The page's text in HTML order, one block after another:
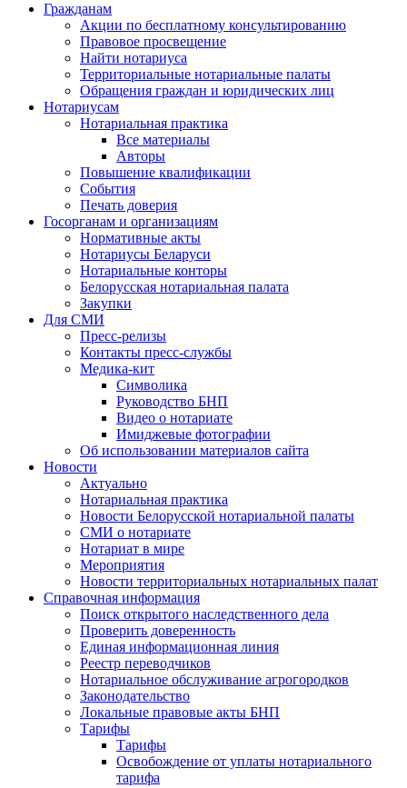
Гражданам
Акции по бесплатному консультированию
Правовое просвещение
Найти нотариуса
Территориальные нотариальные палаты
Обращения граждан и юридических лиц
Нотариусам
Нотариальная практика
Все материалы
Авторы
Повышение квалификации
События
Печать доверия
Госорганам и организациям
Нормативные акты
Нотариусы Беларуси
Нотариальные конторы
Белорусская нотариальная палата
Закупки
Для СМИ
Пресс-релизы
Контакты пресс-службы
Медика-кит
Символика
Руководство БНП
Видео о нотариате
Имиджевые фотографии
Об использовании материалов сайта
Новости
Актуально
Нотариальная практика
Новости Белорусской нотариальной палаты
СМИ о нотариате
Нотариат в мире
Мероприятия
Новости территориальных нотариальных палат
Справочная информация
Поиск открытого наследственного дела
Проверить доверенность
Единая информационная линия
Реестр переводчиков
Нотариальное обслуживание агрогородков
Законодательство
Локальные правовые акты БНП
Тарифы
Тарифы
Освобождение от уплаты нотариального
тарифа